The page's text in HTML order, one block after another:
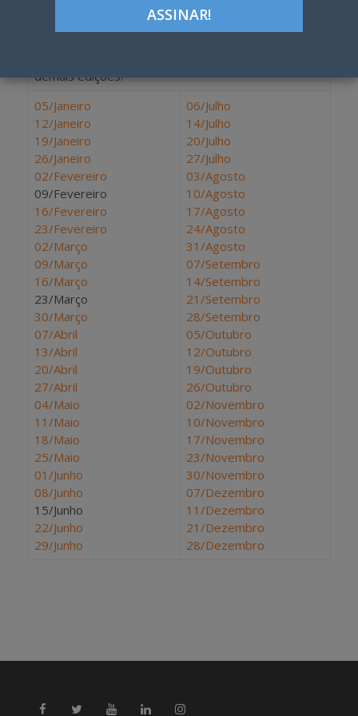
Estamos tentando recuperar os originais da Janela
demais edições!
05/Janeiro
12/Janeiro
19/Janeiro
26/Janeiro
02/Fevereiro
09/Fevereiro
16/Fevereiro
23/Fevereiro
02/Março
09/Março
16/Março
23/Março
30/Março
07/Abril
13/Abril
20/Abril
27/Abril
04/Maio
11/Maio
18/Maio
25/Maio
01/Junho
08/Junho
15/Junho
22/Junho
29/Junho
06/Julho
14/Julho
20/Julho
27/Julho
03/Agosto
10/Agosto
17/Agosto
24/Agosto
31/Agosto
07/Setembro
14/Setembro
21/Setembro
28/Setembro
05/Outubro
12/Outubro
19/Outubro
26/Outubro
02/Novembro
10/Novembro
17/Novembro
23/Novembro
30/Novembro
07/Dezembro
11/Dezembro
21/Dezembro
28/Dezembro